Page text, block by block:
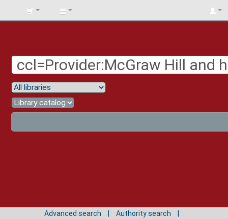
BIBLIOTECA
Advanced search
Authority search